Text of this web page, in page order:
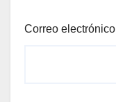
Correo electrónico